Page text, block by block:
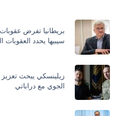
بريطانيا تفرض
سيبيها يحدد العقوبات
زيلينسكي يبحث تعزيز
الجوي مع دراباتي